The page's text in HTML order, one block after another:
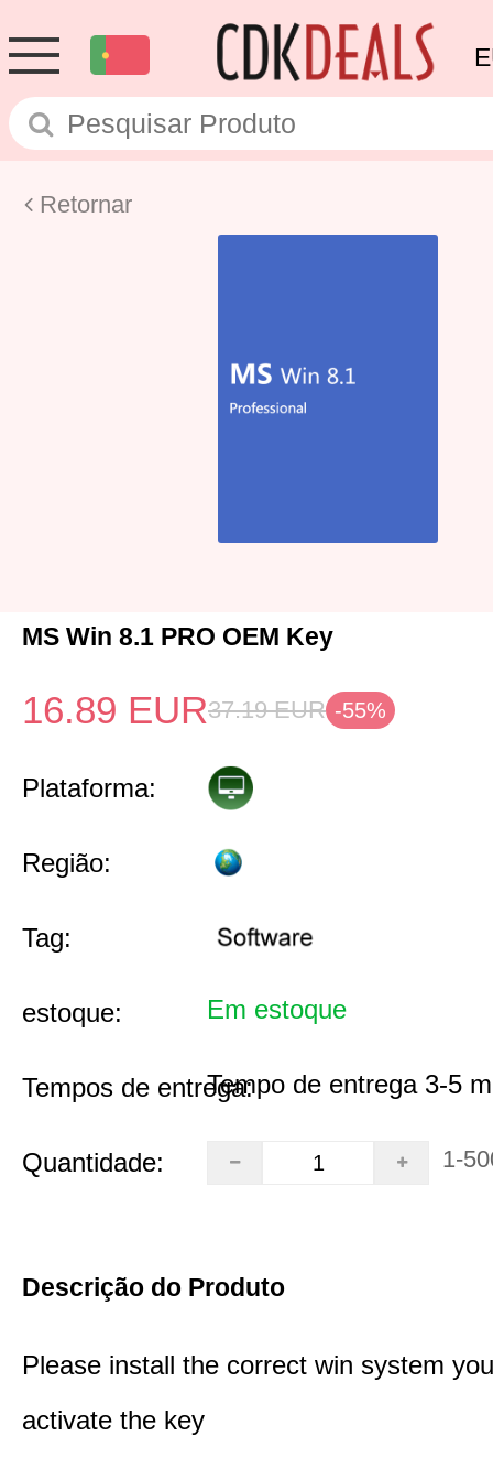
Retornar
MS Win 8.1 PRO OEM Key
16.89 EUR37.19 EUR -55%
Plataforma:
Região:
Tag:
estoque: Em estoque
Tempos de entrega:Tempo de entrega 3-5
Quantidade: 1-
Descrição do Produto
Please install the correct win system
activate the key